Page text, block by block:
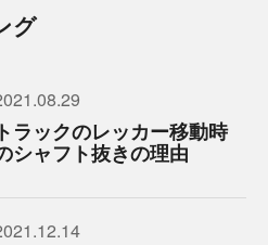
グ
トラックのレッカー移動時
シャフト抜きの理由